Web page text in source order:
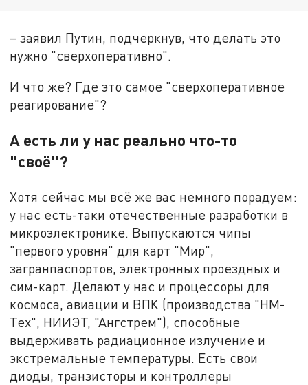
– заявил Путин, подчеркнув, что делать это
нужно "сверхоперативно".
И что же? Где это самое "сверхоперативное
реагирование"?
А есть ли у нас реально что-то
"своё"?
Хотя сейчас мы всё же вас немного порадуем:
у нас есть-таки отечественные разработки в
микроэлектронике. Выпускаются чипы
"первого уровня" для карт "Мир",
загранпаспортов, электронных проездных и
сим-карт. Делают у нас и процессоры для
космоса, авиации и ВПК (производства "НМ-
Тех", НИИЭТ, "Ангстрем"), способные
выдерживать радиационное излучение и
экстремальные температуры. Есть свои
диоды, транзисторы и контроллеры